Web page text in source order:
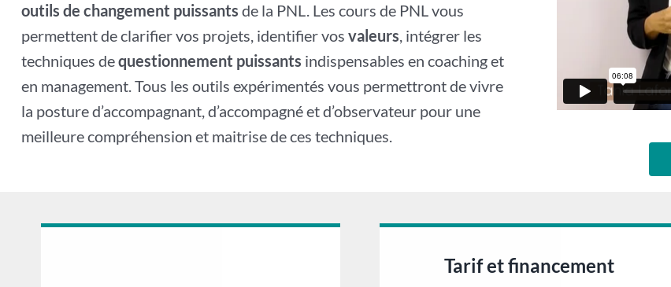
outils de changement puissants de la PNL. Les cours de PNL vous
permettent de clarifier vos projets, identifier vosvaleurs, intégrer les
techniques dequestionnement puissants indispensables en coaching et
en management. Tous les outils expérimentés vous permettront de vivre
la posture d’accompagnant, d’accompagné et d’observateur pour une
meilleure compréhension et maitrise de ces techniques.
Tarif et financement